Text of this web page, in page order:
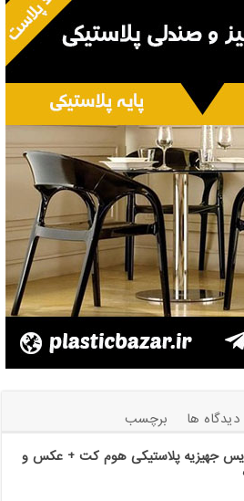
دیدگاه ها
برچسب
جهیزیه پلاستیکی هوم کت + عکس و